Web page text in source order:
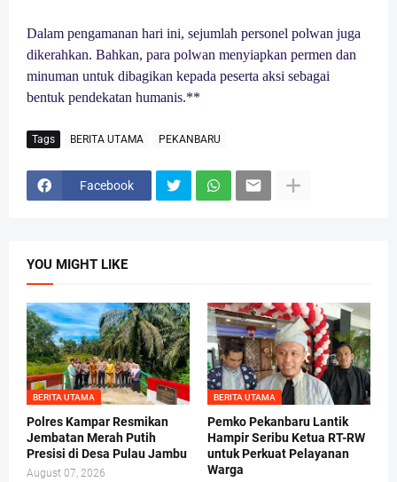
Dalam pengamanan hari ini, sejumlah personel polwan juga
dikerahkan. Bahkan, para polwan menyiapkan permen dan
minuman untuk dibagikan kepada peserta aksi sebagai
bentuk pendekatan humanis.**
Tags BERITA UTAMA PEKANBARU
Facebook
YOU MIGHT LIKE
BERITA UTAMA
Polres Kampar Resmikan
Jembatan Merah Putih
Presisi di Desa Pulau Jambu
August 07, 2026
BERITA UTAMA
Pemko Pekanbaru Lantik
Hampir Seribu Ketua RT-RW
untuk Perkuat Pelayanan
Warga